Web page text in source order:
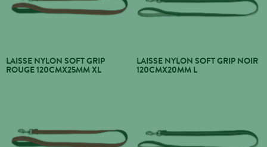
LAISSE NYLON SOFT GRIP
ROUGE 120CMX25MM XL
LAISSE NYLON SOFT GRIP NOIR
120CMX20MM L